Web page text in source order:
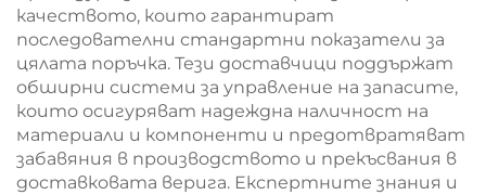
качеството, които гарантират
последователни стандартни показатели за
цялата поръчка. Тези доставчици поддържат
обширни системи за управление на запасите,
които осигуряват надеждна наличност на
материали и компоненти и предотвратяват
забавяния в производството и прекъсвания в
доставковата верига. Експертните знания и